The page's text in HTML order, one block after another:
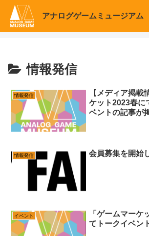
アナログゲームミュージアム
情報発信
情報発信
【メディア掲載
ケット2023春に
ベントの記事が
情報発信 会員募集を開始
イベント
「ゲームマーケ
てトークイベン